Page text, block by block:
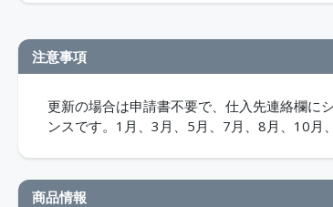
注意事項
更新の場合は申請書不要で、仕入先連絡欄に
ンスです。1月、3月、5月、7月、8月、10月
商品情報